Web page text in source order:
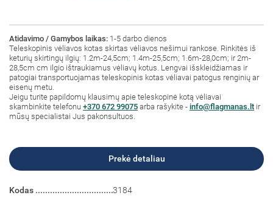
Atidavimo / Gamybos laikas: 1-5 darbo dienos
Teleskopinis vėliavos kotas skirtas vėliavos nešimui rankose. Rinkitės iš
keturių skirtingų ilgių: 1.2m-24,5cm; 1.4m-25,5cm; 1.6m-28,0cm; ir 2m-
28,5cm cm ilgio ištraukiamus vėliavų kotus. Lengvai išskleidžiamas ir
patogiai transportuojamas teleskopinis kotas vėliavai patogus renginių ar
eisenų metu.
Jeigu turite papildomų klausimų apie teleskopinė kotą vėliavai
skambinkite telefonu +370 672 99075 arba rašykite - info@flagmanas.lt ir
mūsų specialistai Jus pakonsultuos.
Prekė detaliau
Kodas 3184